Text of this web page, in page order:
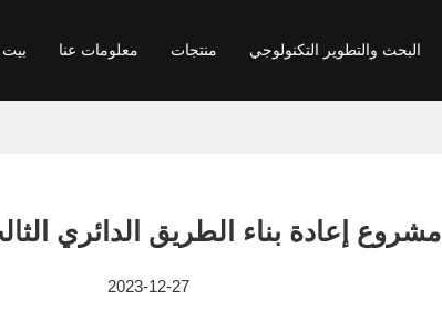
بيت معلومات عنا منتجات البحث والتطوير التكنولوجي
مشروع إعادة بناء الطريق الدائري
2023-12-27